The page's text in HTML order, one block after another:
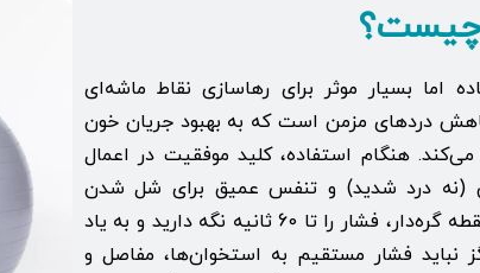
چیست؟
اما بسیار موثر برای رهاسازی نقاط ماشه‌ای
دردهای مزمن است که به بهبود جریان خون
هنگام استفاده، کلید موفقیت در اعمال
(نه درد شدید) و تنفس عمیق برای شل شدن
عضلات است. در هر نقطه گره‌دار، فشار را تا 60 ثانیه نگه دارید و به یاد
نباید فشار مستقیم به استخوان‌ها، مفاصل و